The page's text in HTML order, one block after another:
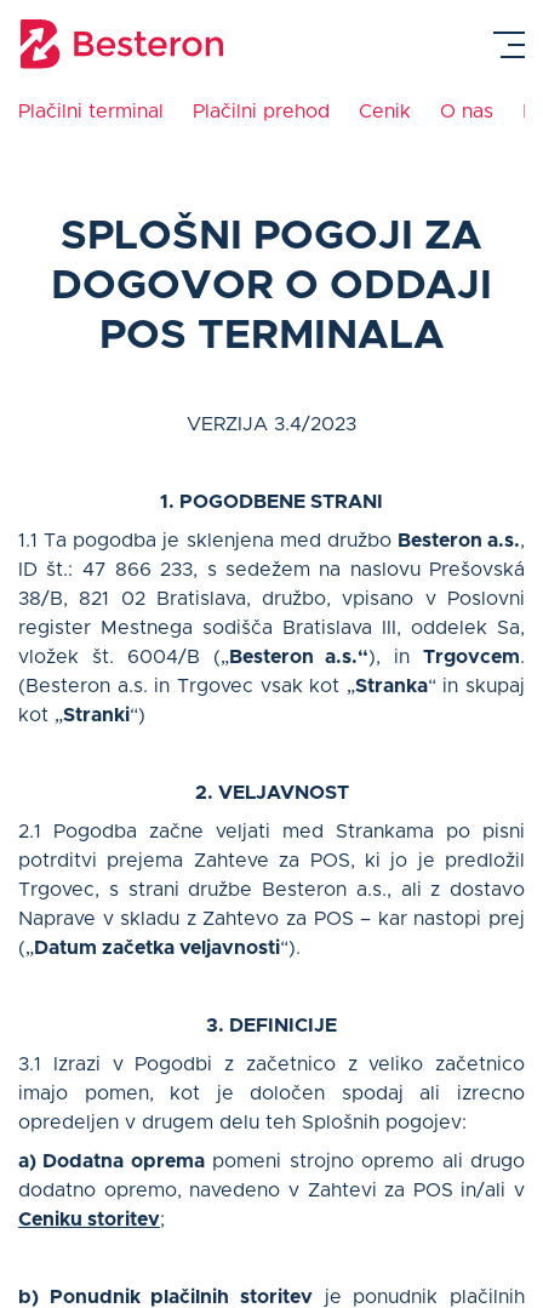
Plačilni terminal Plačilni prehod Cenik O nas
Slovenščina
Kontakt
O nas
Blog
Plačilni prehod
Integracija blagajne
SPLOŠNI POGOJI ZA
DOGOVOR O ODDAJI
POS TERMINALA
VERZIJA 3.4/2023
1. POGODBENE STRANI
1.1 Ta pogodba je sklenjena med družbo Besteron a.s.,
ID št.: 47 866 233, s sedežem na naslovu Prešovská
38/B, 821 02 Bratislava, družbo, vpisano v Poslovni
register Mestnega sodišča Bratislava III, oddelek Sa,
vložek št. 6004/B („Besteron a.s.“), inTrgovcem.
(Besteron a.s. in Trgovec vsak kot „Stranka“ in skupaj
kot „Stranki“)
2. VELJAVNOST
2.1 Pogodba začne veljati med Strankama po pisni
potrditvi prejema Zahteve za POS, ki jo je predložil
Trgovec, s strani družbe Besteron a.s., ali z dostavo
Naprave v skladu z Zahtevo za POS – kar nastopi prej
(„Datum začetka veljavnosti“).
3. DEFINICIJE
3.1 Izrazi v Pogodbi z začetnico z veliko začetnico
imajo pomen, kot je določen spodaj ali izrecno
opredeljen v drugem delu teh Splošnih pogojev:
a) Dodatna opremapomeni strojno opremo ali drugo
dodatno opremo, navedeno v Zahtevi za POS in/ali v
Ceniku storitev;
b) Ponudnik plačilnih storitev je ponudnik plačilnih